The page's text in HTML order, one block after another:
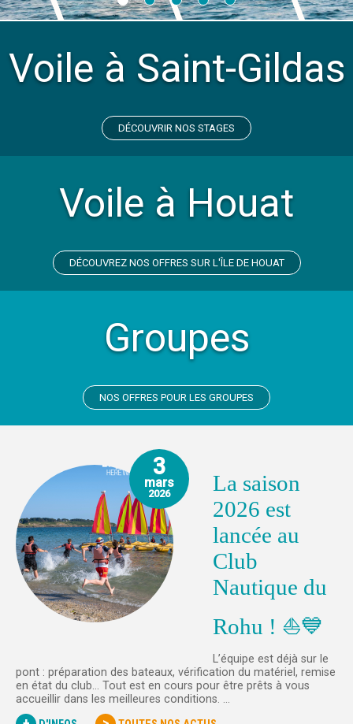
Voile à Saint-Gildas
DÉCOUVRIR NOS STAGES
Voile à Houat
DÉCOUVREZ NOS OFFRES SUR L'ÎLE DE HOUAT
Groupes
NOS OFFRES POUR LES GROUPES
3
mars
2026
La saison
2026 est
lancée au
Club
Nautique du
Rohu ! ⛵💙
L’équipe est déjà sur le
pont : préparation des bateaux, vérification du matériel, remise
en état du club… Tout est en cours pour être prêts à vous
accueillir dans les meilleures conditions. ...